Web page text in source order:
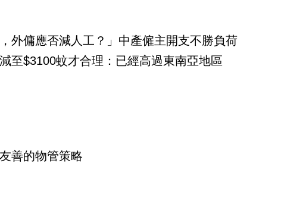
外傭應否減人工？」中產僱主開支不勝負荷
至$3100蚊才合理：已經高過東南亞地區
善的物管策略